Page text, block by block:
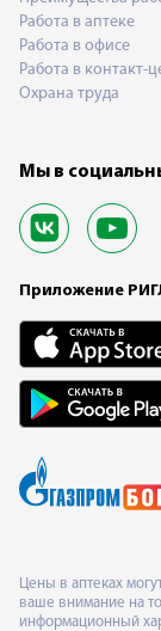
Работа в аптеке
Работа в офисе
Работа в контакт-
Охрана труда
Мы в
Приложение
Цены в аптеках
ваше внимание на
информационный